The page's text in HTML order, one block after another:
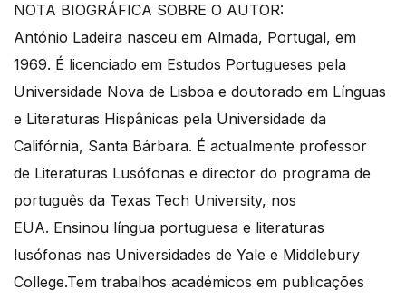
NOTA BIOGRÁFICA SOBRE O AUTOR:
António Ladeira nasceu em Almada, Portugal, em
1969. É licenciado em Estudos Portugueses pela
Universidade Nova de Lisboa e doutorado em Línguas
e Literaturas Hispânicas pela Universidade da
Califórnia, Santa Bárbara. É actualmente professor
de Literaturas Lusófonas e director do programa de
português da Texas Tech University, nos
EUA. Ensinou língua portuguesa e literaturas
lusófonas nas Universidades de Yale e Middlebury
College.Tem trabalhos académicos em publicações